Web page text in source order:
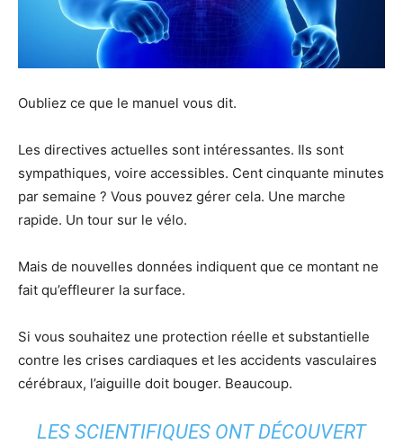
Oubliez ce que le manuel vous dit.
Les directives actuelles sont intéressantes. Ils sont
sympathiques, voire accessibles. Cent cinquante minutes
par semaine ? Vous pouvez gérer cela. Une marche
rapide. Un tour sur le vélo.
Mais de nouvelles données indiquent que ce montant ne
fait qu’effleurer la surface.
Si vous souhaitez une protection réelle et substantielle
contre les crises cardiaques et les accidents vasculaires
cérébraux, l’aiguille doit bouger. Beaucoup.
LES SCIENTIFIQUES ONT DÉCOUVERT